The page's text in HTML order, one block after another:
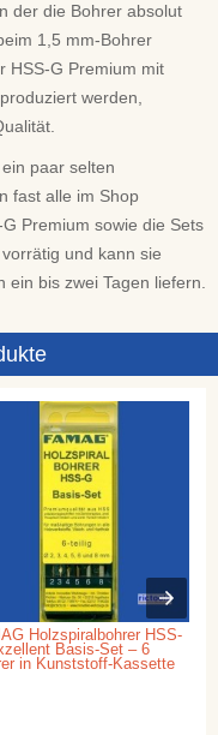
der die Bohrer absolut
1,5 mm-Bohrer
HSS-G Premium mit
werden,
paar selten
fast alle im Shop
Premium sowie die Sets
und kann sie
bis zwei Tagen liefern.
Holzspiralbohrer HSS-
Basis-Set – 6
in Kunststoff-Kassette